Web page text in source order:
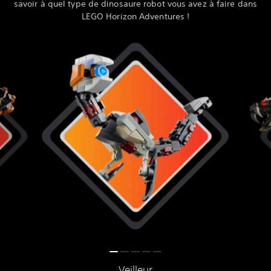
savoir à quel type de dinosaure robot vous avez à faire dans
LEGO Horizon Adventures !